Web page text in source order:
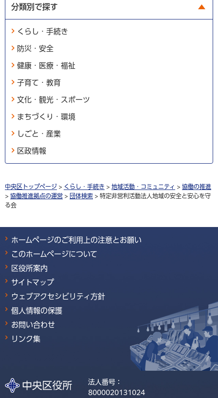
分類別で探す
くらし・手続き
防災・安全
健康・医療・福祉
子育て・教育
文化・観光・スポーツ
まちづくり・環境
しごと・産業
区政情報
中央区トップページ > くらし・手続き > 地域活動・コミュニティ > 協働の推進
> 協働推進拠点の運営 > 団体検索 > 特定非営利活動法人地域の安全と安心を守
る会
ホームページのご利用上の注意とお願い
このホームページについて
区役所案内
サイトマップ
ウェブアクセシビリティ方針
個人情報の保護
お問い合わせ
リンク集
法人番号：
8000020131024